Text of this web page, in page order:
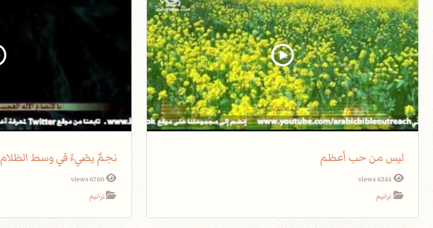
ليس من حب أعظم
ترانيم
نجمٌ يضيءً في وسط الظلام
6760 views
ترانيم